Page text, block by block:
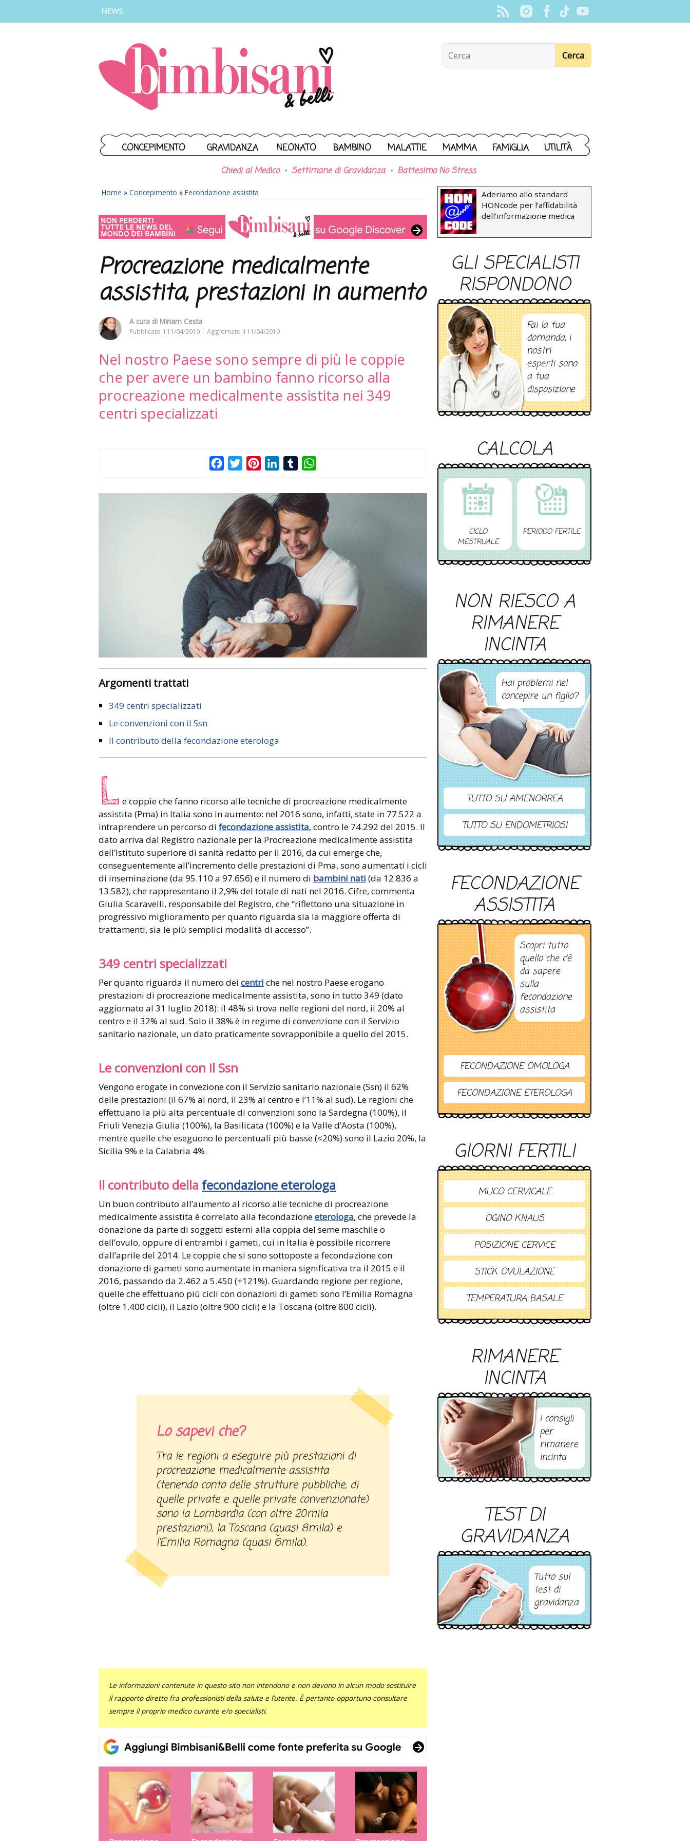
NEWS
CONCEPIMENTO GRAVIDANZA NEONATO BAMBINO MALATTIE MAMMA FAMIGLIA UTILITÀ
Chiedi al Medico Settimane di Gravidanza Battesimo No Stress
Home » Concepimento » Fecondazione assistita
Procreazione medicalmente
assistita, prestazioni in aumento
A cura di Miriam Cesta
Pubblicato il 11/04/2019 Aggiornato il 11/04/2019
Nel nostro Paese sono sempre di più le coppie
che per avere un bambino fanno ricorso alla
procreazione medicalmente assistita nei 349
centri specializzati
FacebookTwitterPinterestLinkedInTumblr
Argomenti trattati
349 centri specializzati
Le convenzioni con il Ssn
Il contributo della fecondazione eterologa
L e coppie che fanno ricorso alle tecniche di procreazione medicalmente
assistita (Pma) in Italia sono in aumento: nel 2016 sono, infatti, state in 77.522 a
intraprendere un percorso di fecondazione assistita, contro le 74.292 del 2015. Il
dato arriva dal Registro nazionale per la Procreazione medicalmente assistita
dell’Istituto superiore di sanità redatto per il 2016, da cui emerge che,
conseguentemente all’incremento delle prestazioni di Pma, sono aumentati i cicli
di inseminazione (da 95.110 a 97.656) e il numero di bambini nati (da 12.836 a
13.582), che rappresentano il 2,9% del totale di nati nel 2016. Cifre, commenta
Giulia Scaravelli, responsabile del Registro, che “riflettono una situazione in
progressivo miglioramento per quanto riguarda sia la maggiore offerta di
trattamenti, sia le più semplici modalità di accesso”.
349 centri specializzati
Per quanto riguarda il numero dei centri che nel nostro Paese erogano
prestazioni di procreazione medicalmente assistita, sono in tutto 349 (dato
aggiornato al 31 luglio 2018): il 48% si trova nelle regioni del nord, il 20% al
centro e il 32% al sud. Solo il 38% è in regime di convenzione con il Servizio
sanitario nazionale, un dato praticamente sovrapponibile a quello del 2015.
Le convenzioni con il Ssn
Vengono erogate in convezione con il Servizio sanitario nazionale (Ssn) il 62%
delle prestazioni (il 67% al nord, il 23% al centro e l’11% al sud). Le regioni che
effettuano la più alta percentuale di convenzioni sono la Sardegna (100%), il
Friuli Venezia Giulia (100%), la Basilicata (100%) e la Valle d’Aosta (100%),
mentre quelle che eseguono le percentuali più basse (<20%) sono il Lazio 20%, la
Sicilia 9% e la Calabria 4%.
Il contributo della fecondazione eterologa
Un buon contributo all’aumento al ricorso alle tecniche di procreazione
medicalmente assistita è correlato alla fecondazioneeterologa, che prevede la
donazione da parte di soggetti esterni alla coppia del seme maschile o
dell’ovulo, oppure di entrambi i gameti, cui in Italia è possibile ricorrere
dall’aprile del 2014. Le coppie che si sono sottoposte a fecondazione con
donazione di gameti sono aumentate in maniera significativa tra il 2015 e il
2016, passando da 2.462 a 5.450 (+121%). Guardando regione per regione,
quelle che effettuano più cicli con donazioni di gameti sono l’Emilia Romagna
(oltre 1.400 cicli), il Lazio (oltre 900 cicli) e la Toscana (oltre 800 cicli).
Lo sapevi che?
Tra le regioni a eseguire più prestazioni di
procreazione medicalmente assistita
(tenendo conto delle strutture pubbliche, di
quelle private e quelle private convenzionate)
sono la Lombardia (con oltre 20mila
prestazioni), la Toscana (quasi 8mila) e
l’Emilia Romagna (quasi 6mila).
Le informazioni contenute in questo sito non intendono e non devono in alcun modo sostituire
il rapporto diretto fra professionisti della salute e l’utente. È pertanto opportuno consultare
sempre il proprio medico curante e/o specialisti.
Aderiamo allo standard
HONcode per l’affidabilità
dell’informazione medica
GLI SPECIALISTI
RISPONDONO
Fai la tua
domanda, i
nostri
esperti sono
a tua
disposizione
CALCOLA
CICLO
MESTRUALE
PERIODO FERTILE
NON RIESCO A
RIMANERE
INCINTA
Hai problemi nel
concepire un figlio?
TUTTO SU AMENORREA
TUTTO SU ENDOMETRIOSI
FECONDAZIONE
ASSISTITA
Scopri tutto
quello che c’è
da sapere
sulla
fecondazione
assistita
FECONDAZIONE OMOLOGA
FECONDAZIONE ETEROLOGA
GIORNI FERTILI
MUCO CERVICALE
OGINO KNAUS
POSIZIONE CERVICE
STICK OVULAZIONE
TEMPERATURA BASALE
RIMANERE
INCINTA
I consigli
per
rimanere
incinta
TEST DI
GRAVIDANZA
Tutto sul
test di
gravidanza